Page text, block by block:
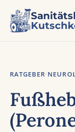
Zum Inhalt
RATGEBER·